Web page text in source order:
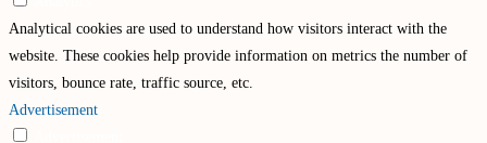
Analytical cookies are used to understand how visitors interact with the
website. These cookies help provide information on metrics the number of
visitors, bounce rate, traffic source, etc.
Advertisement